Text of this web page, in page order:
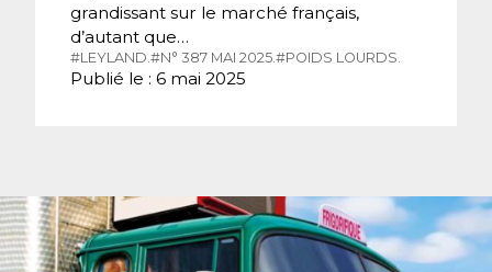
grandissant sur le marché français,
d’autant que…
#LEYLAND. #N° 387 MAI 2025. #POIDS LOURDS.
Publié le : 6 mai 2025